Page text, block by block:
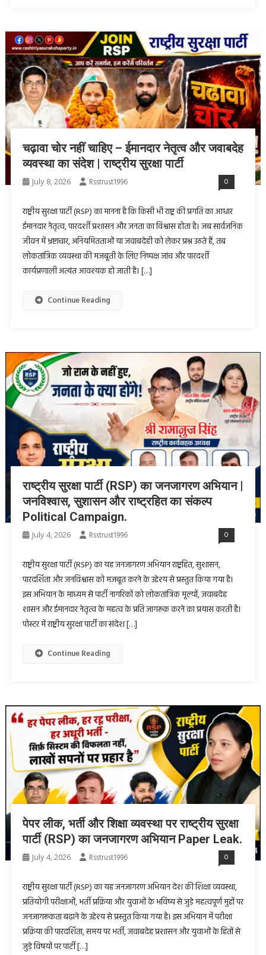
चढ़ावा चोर नहीं चाहिए – ईमानदार नेतृत्व और जवाबदेह
व्यवस्था का संदेश | राष्ट्रीय सुरक्षा पार्टी
July 8, 2026 Rsstrust1996 0
राष्ट्रीय सुरक्षा पार्टी (RSP) का मानना है कि किसी भी राष्ट्र की प्रगति का आधार
ईमानदार नेतृत्व, पारदर्शी प्रशासन और जनता का विश्वास होता है। जब सार्वजनिक
जीवन में भ्रष्टाचार, अनियमितताओं या जवाबदेही को लेकर प्रश्न उठते हैं, तब
लोकतांत्रिक व्यवस्था की मजबूती के लिए निष्पक्ष जांच और पारदर्शी
कार्यप्रणाली अत्यंत आवश्यक हो जाती है। […]
Continue Reading
राष्ट्रीय सुरक्षा पार्टी (RSP) का जनजागरण अभियान |
जनविश्वास, सुशासन और राष्ट्रहित का संकल्प
Political Campaign.
July 4, 2026 Rsstrust1996 0
राष्ट्रीय सुरक्षा पार्टी (RSP) का यह जनजागरण अभियान राष्ट्रहित, सुशासन,
पारदर्शिता और जनविश्वास को मजबूत करने के उद्देश्य से प्रस्तुत किया गया है।
इस अभियान के माध्यम से पार्टी नागरिकों को लोकतांत्रिक मूल्यों, जवाबदेह
शासन और ईमानदार नेतृत्व के महत्व के प्रति जागरूक करने का प्रयास करती है।
पोस्टर में राष्ट्रीय सुरक्षा पार्टी का संदेश […]
Continue Reading
पेपर लीक, भर्ती और शिक्षा व्यवस्था पर राष्ट्रीय सुरक्षा
पार्टी (RSP) का जनजागरण अभियान Paper Leak.
July 4, 2026 Rsstrust1996 0
राष्ट्रीय सुरक्षा पार्टी (RSP) का यह जनजागरण अभियान देश की शिक्षा व्यवस्था,
प्रतियोगी परीक्षाओं, भर्ती प्रक्रिया और युवाओं के भविष्य से जुड़े महत्वपूर्ण मुद्दों पर
जनजागरूकता बढ़ाने के उद्देश्य से प्रस्तुत किया गया है। इस अभियान में परीक्षा
प्रक्रिया की पारदर्शिता, समय पर भर्ती, जवाबदेह प्रशासन और युवाओं के हितों से
जुड़े विषयों पर पार्टी […]